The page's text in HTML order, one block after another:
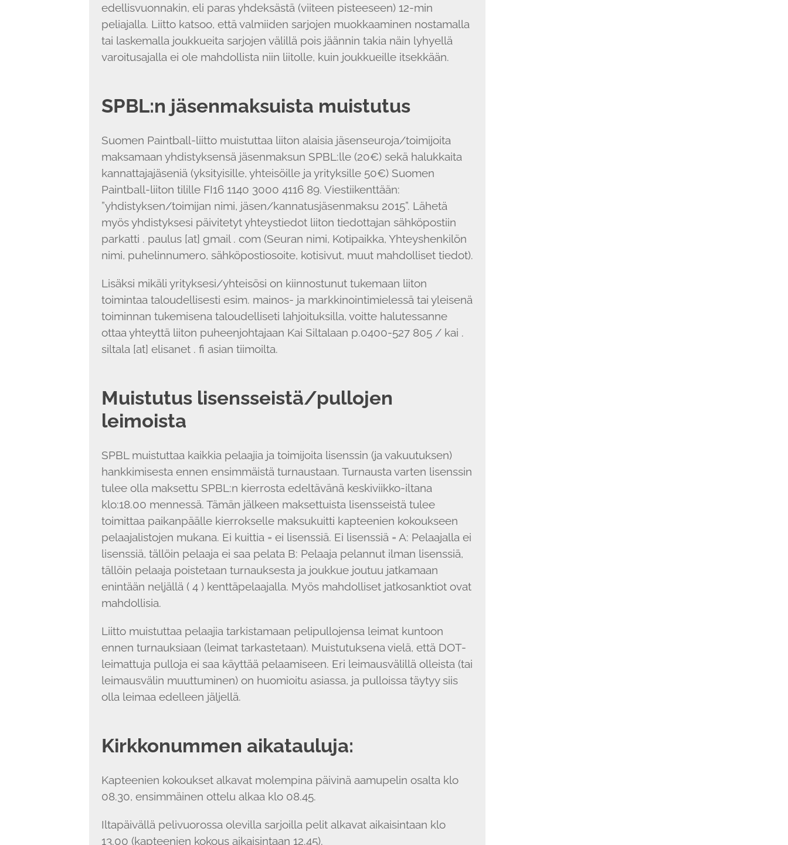
edellisvuonnakin, eli paras yhdeksästä (viiteen pisteeseen) 12-min
peliajalla. Liitto katsoo, että valmiiden sarjojen muokkaaminen nostamalla
tai laskemalla joukkueita sarjojen välillä pois jäännin takia näin lyhyellä
varoitusajalla ei ole mahdollista niin liitolle, kuin joukkueille itsekkään.
SPBL:n jäsenmaksuista muistutus
Suomen Paintball-liitto muistuttaa liiton alaisia jäsenseuroja/toimijoita
maksamaan yhdistyksensä jäsenmaksun SPBL:lle (20€) sekä halukkaita
kannattajajäseniä (yksityisille, yhteisöille ja yrityksille 50€) Suomen
Paintball-liiton tilille FI16 1140 3000 4116 89. Viestiikenttään:
”yhdistyksen/toimijan nimi, jäsen/kannatusjäsenmaksu 2015”. Lähetä
myös yhdistyksesi päivitetyt yhteystiedot liiton tiedottajan sähköpostiin
parkatti . paulus [at] gmail . com (Seuran nimi, Kotipaikka, Yhteyshenkilön
nimi, puhelinnumero, sähköpostiosoite, kotisivut, muut mahdolliset tiedot).
Lisäksi mikäli yrityksesi/yhteisösi on kiinnostunut tukemaan liiton
toimintaa taloudellisesti esim. mainos- ja markkinointimielessä tai yleisenä
toiminnan tukemisena taloudelliseti lahjoituksilla, voitte halutessanne
ottaa yhteyttä liiton puheenjohtajaan Kai Siltalaan p.0400-527 805 / kai .
siltala [at] elisanet . fi asian tiimoilta.
Muistutus lisensseistä/pullojen
leimoista
SPBL muistuttaa kaikkia pelaajia ja toimijoita lisenssin (ja vakuutuksen)
hankkimisesta ennen ensimmäistä turnaustaan. Turnausta varten lisenssin
tulee olla maksettu SPBL:n kierrosta edeltävänä keskiviikko-iltana
klo:18.00 mennessä. Tämän jälkeen maksettuista lisensseistä tulee
toimittaa paikanpäälle kierrokselle maksukuitti kapteenien kokoukseen
pelaajalistojen mukana. Ei kuittia = ei lisenssiä. Ei lisenssiä = A: Pelaajalla ei
lisenssiä, tällöin pelaaja ei saa pelata B: Pelaaja pelannut ilman lisenssiä,
tällöin pelaaja poistetaan turnauksesta ja joukkue joutuu jatkamaan
enintään neljällä ( 4 ) kenttäpelaajalla. Myös mahdolliset jatkosanktiot ovat
mahdollisia.
Liitto muistuttaa pelaajia tarkistamaan pelipullojensa leimat kuntoon
ennen turnauksiaan (leimat tarkastetaan). Muistutuksena vielä, että DOT-
leimattuja pulloja ei saa käyttää pelaamiseen. Eri leimausvälillä olleista (tai
leimausvälin muuttuminen) on huomioitu asiassa, ja pulloissa täytyy siis
olla leimaa edelleen jäljellä.
Kirkkonummen aikatauluja:
Kapteenien kokoukset alkavat molempina päivinä aamupelin osalta klo
08.30, ensimmäinen ottelu alkaa klo 08.45.
Iltapäivällä pelivuorossa olevilla sarjoilla pelit alkavat aikaisintaan klo
13.00 (kapteenien kokous aikaisintaan 12.45).